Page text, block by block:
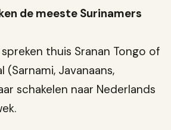
de meeste Surinamers
thuis Sranan Tongo of
Javanaans,
schakelen naar Nederlands